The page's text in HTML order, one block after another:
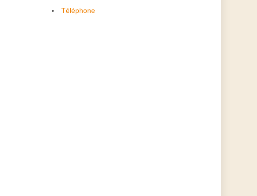
Téléphone